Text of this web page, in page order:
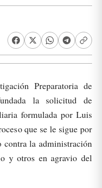
Preparatoria de
la solicitud de
formulada por Luis
que se le sigue por
la administración
y otros en agravio del